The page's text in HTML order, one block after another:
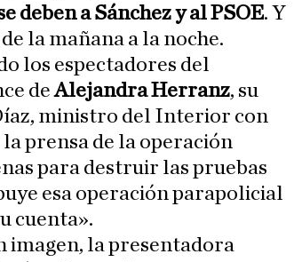
deben a Sánchez y al PSOE. Y
la mañana a la noche.
los espectadores del
deAlejandra Herranz, su
ministro del Interior con
prensa de la operación
para destruir las pruebas
esa operación parapolicial
cuenta».
imagen, la presentadora